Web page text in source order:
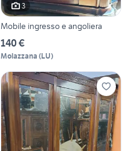
3
Mobile ingresso e angoliera
140 €
Molazzana (LU)